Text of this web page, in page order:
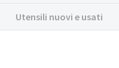
Utensili nuovi e usati